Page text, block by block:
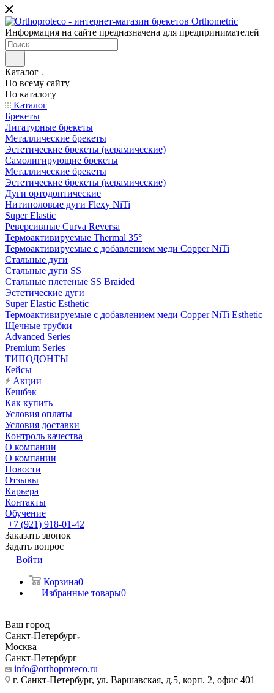
Информация на сайте предназначена для предпринимателей
Каталог
По всему сайту
По каталогу
Каталог
Брекеты
Лигатурные брекеты
Металлические брекеты
Эстетические брекеты (керамические)
Самолигирующие брекеты
Металлические брекеты
Эстетические брекеты (керамические)
Дуги ортодонтические
Нитиноловые дуги Flexy NiTi
Super Elastic
Реверсивные Curva Reversa
Термоактивируемые Thermal 35°
Термоактивируемые с добавлением меди Copper NiTi
Стальные дуги
Стальные дуги SS
Стальные плетеные SS Braided
Эстетические дуги
Super Elastic Esthetic
Термоактивируемые с добавлением меди Copper NiTi Esthetic
Щечные трубки
Advanced Series
Premium Series
ТИПОДОНТЫ
Кейсы
Акции
Кешбэк
Как купить
Условия оплаты
Условия доставки
Контроль качества
О компании
О компании
Новости
Отзывы
Карьера
Контакты
Обучение
+7 (921) 918-01-42
Заказать звонок
Задать вопрос
Войти
Корзина0
Избранные товары0
Ваш город
Санкт-Петербург
Москва
Санкт-Петербург
info@orthoproteco.ru
г. Санкт-Петербург, ул. Варшавская, д.5, корп. 2, офис 401